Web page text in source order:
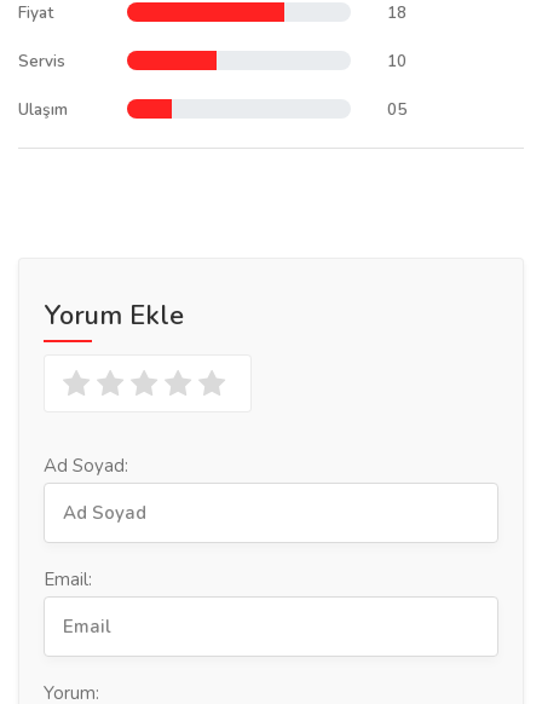
Fiyat 18
Servis 10
Ulaşım 05
Yorum Ekle
Ad Soyad:
Email:
Yorum: